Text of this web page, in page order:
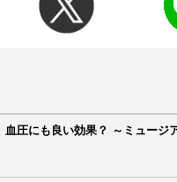
血圧にも良い効果？ ～ミュージ